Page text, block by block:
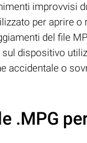
improvvisi
per aprire o
del file
dispositivo
accidentale o
.MPG